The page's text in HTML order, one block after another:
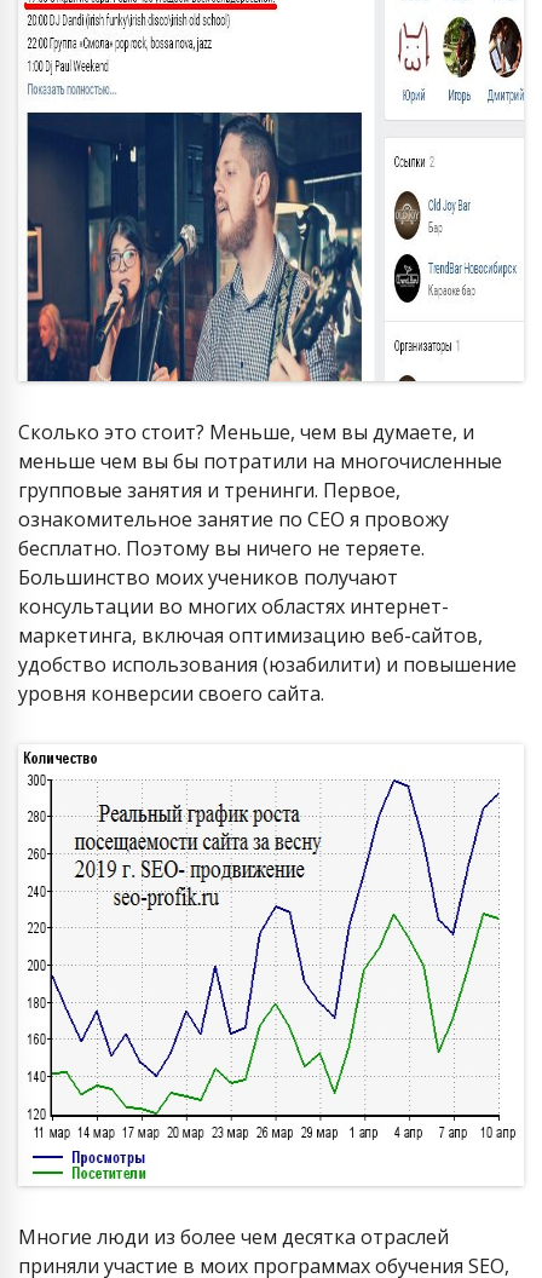
Сколько это стоит? Меньше, чем вы думаете, и
меньше чем вы бы потратили на многочисленные
групповые занятия и тренинги. Первое,
ознакомительное занятие по СЕО я провожу
бесплатно. Поэтому вы ничего не теряете.
Большинство моих учеников получают
консультации во многих областях интернет-
маркетинга, включая оптимизацию веб-сайтов,
удобство использования (юзабилити) и повышение
уровня конверсии своего сайта.
Многие люди из более чем десятка отраслей
приняли участие в моих программах обучения SEO,